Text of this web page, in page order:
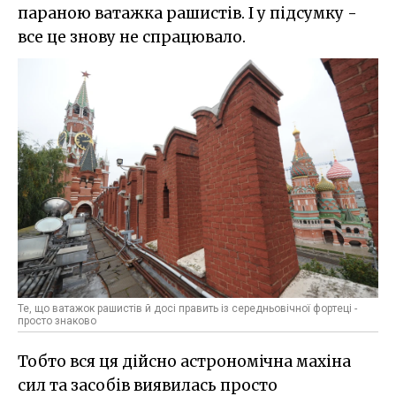
параною ватажка рашистів. І у підсумку -
все це знову не спрацювало.
Те, що ватажок рашистів й досі править із середньовічної фортеці -
просто знаково
Тобто вся ця дійсно астрономічна махіна
сил та засобів виявилась просто